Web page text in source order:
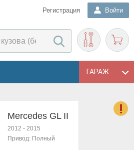
Регистрация Войти
ГАРАЖ
Mercedes GL II
2012 - 2015
Привод: Полный